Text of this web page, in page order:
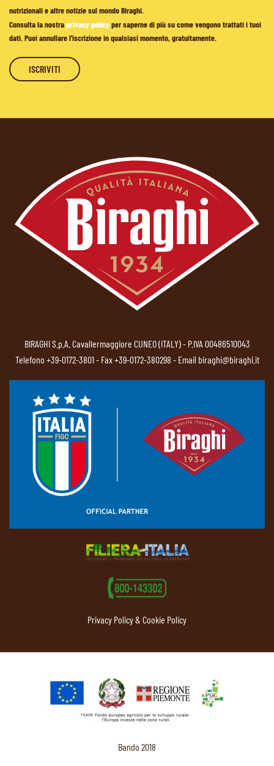
nutrizionali e altre notizie sul mondo Biraghi.
Consulta la nostraprivacy policyper saperne di più su come vengono trattati i tuoi
dati. Puoi annullare l'iscrizione in qualsiasi momento, gratuitamente.
BIRAGHI S.p.A. Cavallermaggiore CUNEO (ITALY) - P.IVA 00486510043
Telefono +39-0172-3801- Fax +39-0172-380298 - Email biraghi@biraghi.it
Privacy Policy & Cookie Policy
Bando 2018